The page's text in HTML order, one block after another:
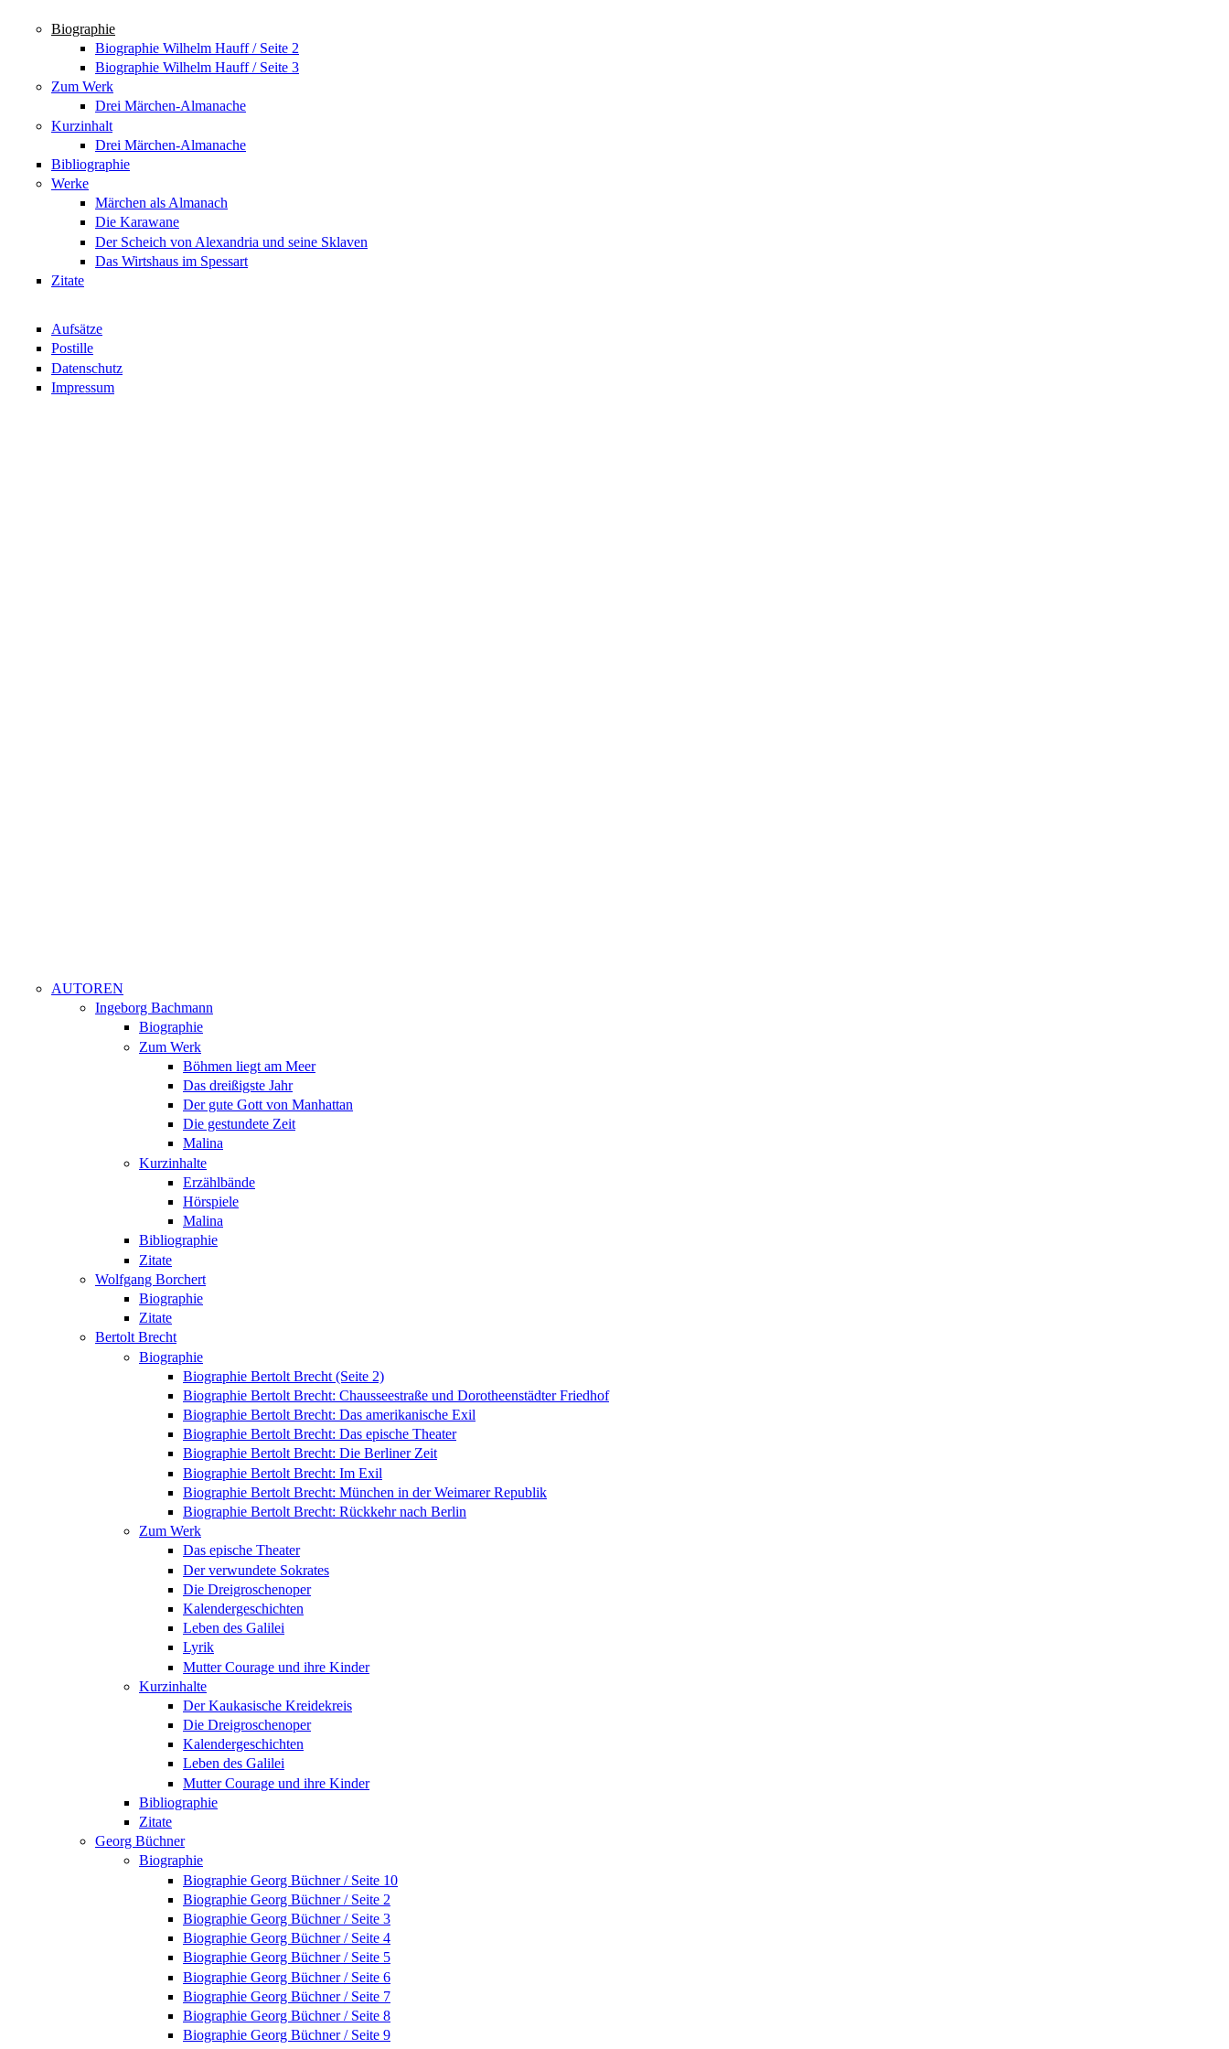
Biographie
Biographie Wilhelm Hauff / Seite 2
Biographie Wilhelm Hauff / Seite 3
Zum Werk
Drei Märchen-Almanache
Kurzinhalt
Drei Märchen-Almanache
Bibliographie
Werke
Märchen als Almanach
Die Karawane
Der Scheich von Alexandria und seine Sklaven
Das Wirtshaus im Spessart
Zitate
Aufsätze
Postille
Datenschutz
Impressum
AUTOREN
Ingeborg Bachmann
Biographie
Zum Werk
Böhmen liegt am Meer
Das dreißigste Jahr
Der gute Gott von Manhattan
Die gestundete Zeit
Malina
Kurzinhalte
Erzählbände
Hörspiele
Malina
Bibliographie
Zitate
Wolfgang Borchert
Biographie
Zitate
Bertolt Brecht
Biographie
Biographie Bertolt Brecht (Seite 2)
Biographie Bertolt Brecht: Chausseestraße und Dorotheenstädter Friedhof
Biographie Bertolt Brecht: Das amerikanische Exil
Biographie Bertolt Brecht: Das epische Theater
Biographie Bertolt Brecht: Die Berliner Zeit
Biographie Bertolt Brecht: Im Exil
Biographie Bertolt Brecht: München in der Weimarer Republik
Biographie Bertolt Brecht: Rückkehr nach Berlin
Zum Werk
Das epische Theater
Der verwundete Sokrates
Die Dreigroschenoper
Kalendergeschichten
Leben des Galilei
Lyrik
Mutter Courage und ihre Kinder
Kurzinhalte
Der Kaukasische Kreidekreis
Die Dreigroschenoper
Kalendergeschichten
Leben des Galilei
Mutter Courage und ihre Kinder
Bibliographie
Zitate
Georg Büchner
Biographie
Biographie Georg Büchner / Seite 10
Biographie Georg Büchner / Seite 2
Biographie Georg Büchner / Seite 3
Biographie Georg Büchner / Seite 4
Biographie Georg Büchner / Seite 5
Biographie Georg Büchner / Seite 6
Biographie Georg Büchner / Seite 7
Biographie Georg Büchner / Seite 8
Biographie Georg Büchner / Seite 9